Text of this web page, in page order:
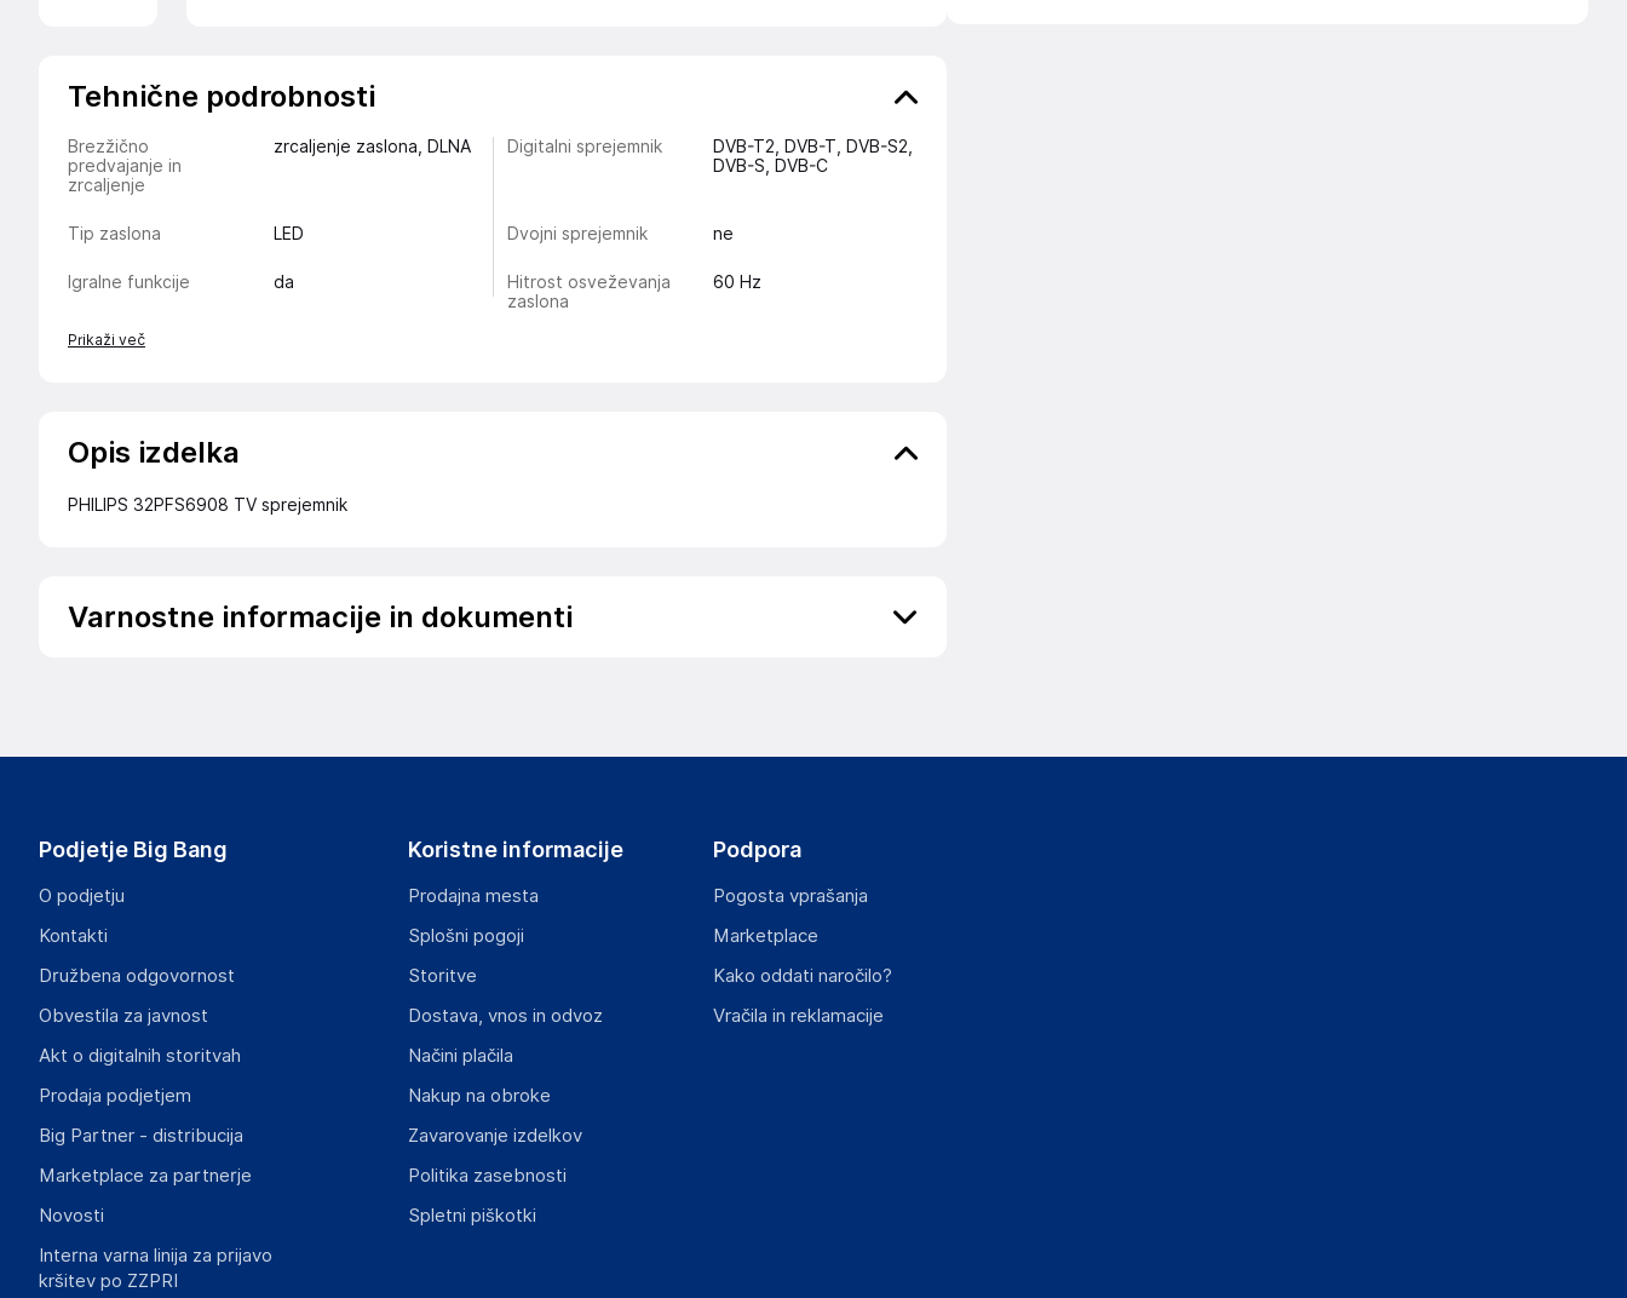
Tehnične podrobnosti
Brezžično
predvajanje in
zrcaljenje
zrcaljenje zaslona, DLNA Digitalni sprejemnik
DVB-T2, DVB-T, DVB-S2,
DVB-S, DVB-C
Tip zaslona LED Dvojni sprejemnik ne
Igralne funkcije da
Hitrost osveževanja
zaslona
60 Hz
Prikaži več
Opis izdelka
PHILIPS 32PFS6908 TV sprejemnik
Varnostne informacije in dokumenti
www.home.id
Gospodarski subjekt s sedežem v EU, ki zagotavlja skladnost izdelka z zahtevanimi predpisi.
Tussendiepen 4a, 9206AD Drachten
The Netherlands
Podjetje Big Bang
O podjetju
Kontakti
Družbena odgovornost
Obvestila za javnost
Akt o digitalnih storitvah
Prodaja podjetjem
Big Partner - distribucija
Marketplace za partnerje
Novosti
Interna varna linija za prijavo
kršitev po ZZPRI
Koristne informacije
Prodajna mesta
Splošni pogoji
Storitve
Dostava, vnos in odvoz
Načini plačila
Nakup na obroke
Zavarovanje izdelkov
Politika zasebnosti
Spletni piškotki
Podpora
Pogosta vprašanja
Marketplace
Kako oddati naročilo?
Vračila in reklamacije